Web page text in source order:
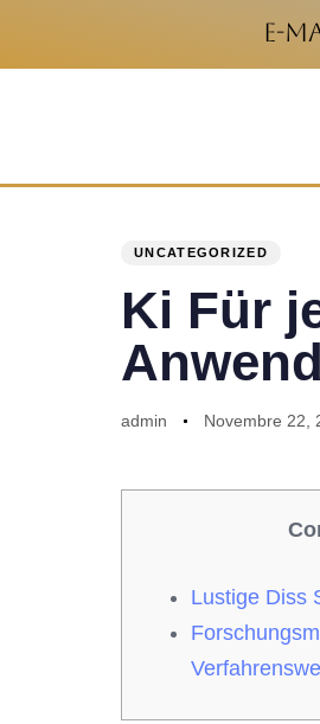
e-
UNCATEGORIZED
Ki Für
admin Novembre 22,
Lustige Diss